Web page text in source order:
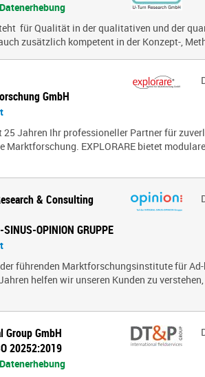
für Qualität in der qualitativen und der
zusätzlich kompetent in der Konzept-,
GmbH
25 Jahren Ihr professioneller Partner für
EXPLORARE bietet
& Consulting
OPINION GRUPPE
führenden Marktforschungsinstitute für
helfen wir unseren Kunden zu
Group GmbH
20252:2019